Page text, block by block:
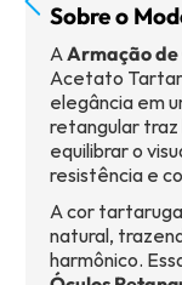
Sobre o
AArmação de
Acetato
elegância em
retangular traz
equilibrar o
resistência e
A cor
natural,
harmônico.